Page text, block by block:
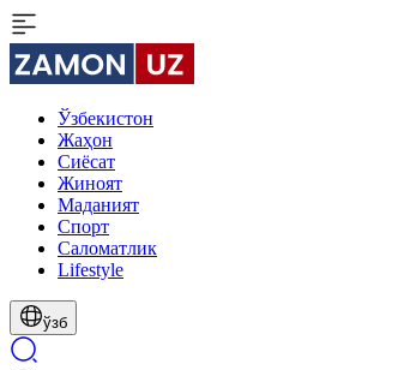
Ўзбекистон
Жаҳон
Сиёсат
Жиноят
Маданият
Спорт
Cаломатлик
Lifestyle
ўзб